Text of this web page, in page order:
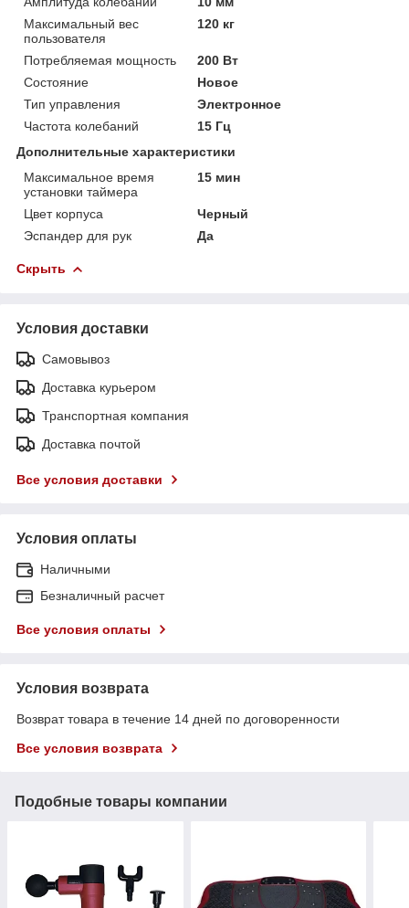
Максимальный вес
пользователя
120 кг
Потребляемая мощность
200 Вт
Состояние
Новое
Тип управления
Электронное
Частота колебаний
15 Гц
Дополнительные характеристики
Максимальное время
установки таймера
15 мин
Цвет корпуса
Черный
Эспандер для рук
Да
Скрыть
Условия доставки
Самовывоз
Доставка курьером
Транспортная компания
Доставка почтой
Все условия доставки
Условия оплаты
Наличными
Безналичный расчет
Все условия оплаты
Условия возврата
Возврат товара в течение 14 дней по договоренности
Все условия возврата
Подобные товары компании